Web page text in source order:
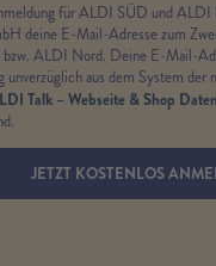
für ALDI SÜD und ALDI
deine E-Mail-Adresse zum
ALDI Nord. Deine E-Mail-
unverzüglich aus dem System der
Talk – Webseite & Shop
JETZT KOSTENLOS